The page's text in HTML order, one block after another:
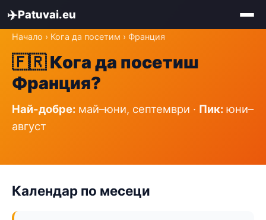
✈️Patuvai.eu
Начало › Кога да посетим › Франция
🇫🇷 Кога да посетиш
Франция?
Най-добре: май–юни, септември · Пик: юни–
август
Календар по месеци